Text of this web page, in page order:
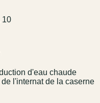
10
d'eau chaude
l'internat de la caserne